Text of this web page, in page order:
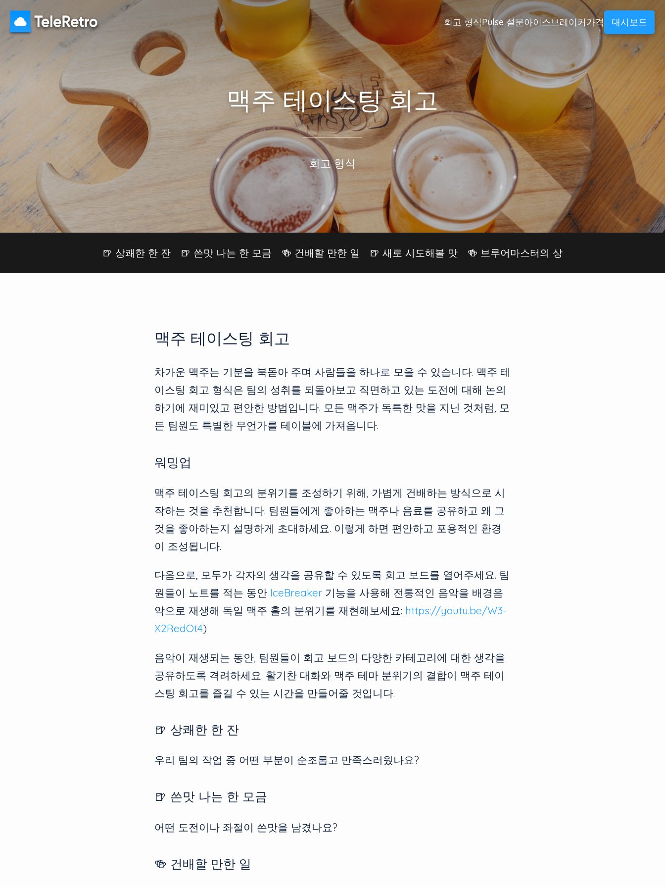
회고 형식Pulse 설문아이스브레이커가격 대시보드
맥주 테이스팅 회고
회고 형식
🍺 상쾌한 한 잔 🍺 쓴맛 나는 한 모금 🍻 건배할 만한 일 🍺 새로 시도해볼 맛 🍻 브루어마스터의 상
맥주 테이스팅 회고
차가운 맥주는 기분을 북돋아 주며 사람들을 하나로 모을 수 있습니다. 맥주 테
이스팅 회고 형식은 팀의 성취를 되돌아보고 직면하고 있는 도전에 대해 논의
하기에 재미있고 편안한 방법입니다. 모든 맥주가 독특한 맛을 지닌 것처럼, 모
든 팀원도 특별한 무언가를 테이블에 가져옵니다.
워밍업
맥주 테이스팅 회고의 분위기를 조성하기 위해, 가볍게 건배하는 방식으로 시
작하는 것을 추천합니다. 팀원들에게 좋아하는 맥주나 음료를 공유하고 왜 그
것을 좋아하는지 설명하게 초대하세요. 이렇게 하면 편안하고 포용적인 환경
이 조성됩니다.
다음으로, 모두가 각자의 생각을 공유할 수 있도록 회고 보드를 열어주세요. 팀
원들이 노트를 적는 동안 IceBreaker 기능을 사용해 전통적인 음악을 배경음
악으로 재생해 독일 맥주 홀의 분위기를 재현해보세요: https://youtu.be/W3-
X2RedOt4)
음악이 재생되는 동안, 팀원들이 회고 보드의 다양한 카테고리에 대한 생각을
공유하도록 격려하세요. 활기찬 대화와 맥주 테마 분위기의 결합이 맥주 테이
스팅 회고를 즐길 수 있는 시간을 만들어줄 것입니다.
🍺 상쾌한 한 잔
우리 팀의 작업 중 어떤 부분이 순조롭고 만족스러웠나요?
🍺 쓴맛 나는 한 모금
어떤 도전이나 좌절이 쓴맛을 남겼나요?
🍻 건배할 만한 일